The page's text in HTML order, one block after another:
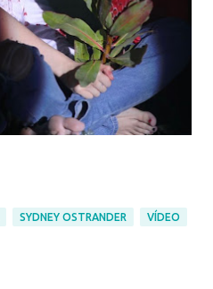
SYDNEY OSTRANDER VÍDEO